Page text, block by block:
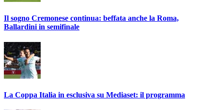
Il sogno Cremonese continua: beffata anche la Roma,
Ballardini in semifinale
La Coppa Italia in esclusiva su Mediaset: il programma